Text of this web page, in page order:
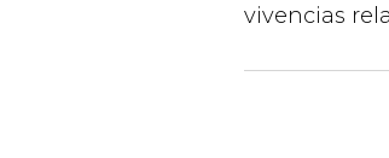
vivencias